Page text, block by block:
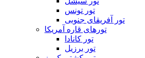
تور تونس
تور آفریقای جنوبی
تورهای قاره آمریکا
تور کانادا
تور برزیل